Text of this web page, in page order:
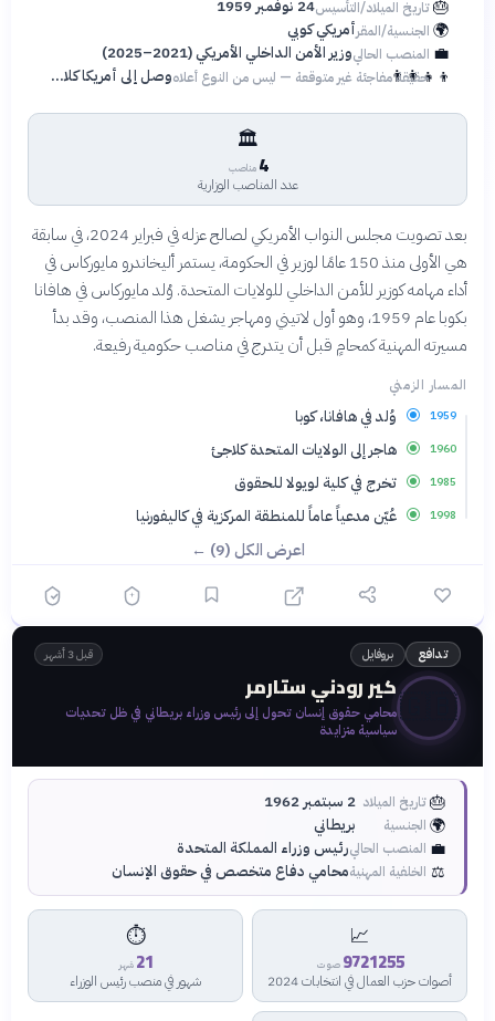
🎂تاريخ الميلاد/التأسيس24 نوفمبر 1959
🌍 الجنسية/المقرأمريكي كوبي
💼 المنصب الحاليوزير الأمن الداخلي الأمريكي (2021–2025)
👨‍👩‍👧‍👦
حقيقة مفاجئة غير متوقعة — ليس من النوع أعلاه وصل إلى أمريكا كلاجئ وعمره عام واحد
🏛️
4 مناصب
عدد المناصب الوزارية
بعد تصويت مجلس النواب الأمريكي لصالح عزله في فبراير 2024، في سابقة
هي الأولى منذ 150 عامًا لوزير في الحكومة، يستمر أليخاندرو مايوركاس في
أداء مهامه كوزير للأمن الداخلي للولايات المتحدة. وُلد مايوركاس في هافانا
بكوبا عام 1959، وهو أول لاتيني ومهاجر يشغل هذا المنصب، وقد بدأ
مسيرته المهنية كمحامٍ قبل أن يتدرج في مناصب حكومية رفيعة.
المسار الزمني
1959 وُلد في هافانا، كوبا
1960 هاجر إلى الولايات المتحدة كلاجئ
1985 تخرج في كلية لويولا للحقوق
1998 عُيّن مدعياً عاماً للمنطقة المركزية في كاليفورنيا
اعرض الكل (9) ←
تدافع بروفايل قبل 3 أشهر
🇬🇧كير رودني ستارمر
محامي حقوق إنسان تحول إلى رئيس وزراء بريطاني في ظل تحديات
سياسية متزايدة
🎂تاريخ الميلاد 2 سبتمبر 1962
🌍 الجنسية بريطاني
💼 المنصب الحاليرئيس وزراء المملكة المتحدة
⚖️ الخلفية المهنيةمحامي دفاع متخصص في حقوق الإنسان
📈
9721255 صوت
أصوات حزب العمال في انتخابات 2024
⏱️
21 شهر
شهور في منصب رئيس الوزراء